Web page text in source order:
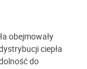
obejmowały
ciepła
do